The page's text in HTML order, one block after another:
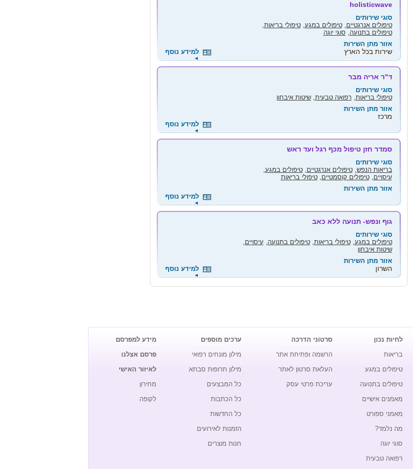
holisticwave
סוגי שירותים
טיפולים אנרגטיים,טיפולים במגע,טיפולי בריאות,
טיפולים בתנועה, סוגי יוגה
אזור מתן השירות
שירות בכל הארץ למידע נוסף
◄
ד"ר אריה מבר
סוגי שירותים
טיפולי בריאות, רפואה טבעית,שיטות איבחון
אזור מתן השירות
מרכז
למידע נוסף
◄
סמדר חזן טיפול מכף רגל ועד ראש
סוגי שירותים
בריאות הנפש,טיפולים אנרגטיים,טיפולים במגע,
עיסויים,טיפולים קוסמטיים,טיפולי בריאות
אזור מתן השירות
למידע נוסף
◄
גוף ונפש- תנועה ללא כאב
סוגי שירותים
טיפולים במגע,טיפולי בריאות,טיפולים בתנועה, עיסויים,
שיטות איבחון
אזור מתן השירות
השרון למידע נוסף
◄
לחיות נכון
בריאות
טיפולים במגע
טיפולים בתנועה
מאמנים אישיים
מאמני ספורט
מה נלמד?
סוגי יוגה
רפואה טבעית
סרטוני הדרכה
הרשמה ופתיחת אתר
העלאת סרטון לאתר
עריכת פרטי עסק
ערכים מוספים
מילון מונחים רפואי
מילון תרופות סבתא
כל המבצעים
כל הכתבות
כל החדשות
הזמנות לאירועים
חנות מוצרים
מידע למפרסם
פרסם אצלנו
לאיזור האישי
מחירון
לקופה